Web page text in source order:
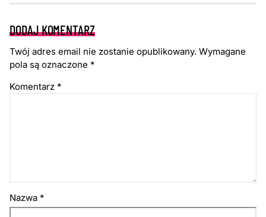
DODAJ KOMENTARZ
Twój adres email nie zostanie opublikowany. Wymagane
pola są oznaczone *
Komentarz *
Nazwa *